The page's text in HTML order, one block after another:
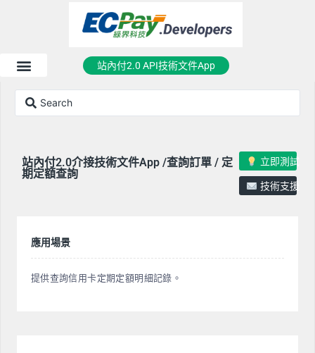
站內付2.0 API技術文件App
站內付2.0介接技術文件App /查詢訂單 / 定
期定額查詢
立即測試
技術支援
應用場景
提供查詢信用卡定期定額明細記錄。